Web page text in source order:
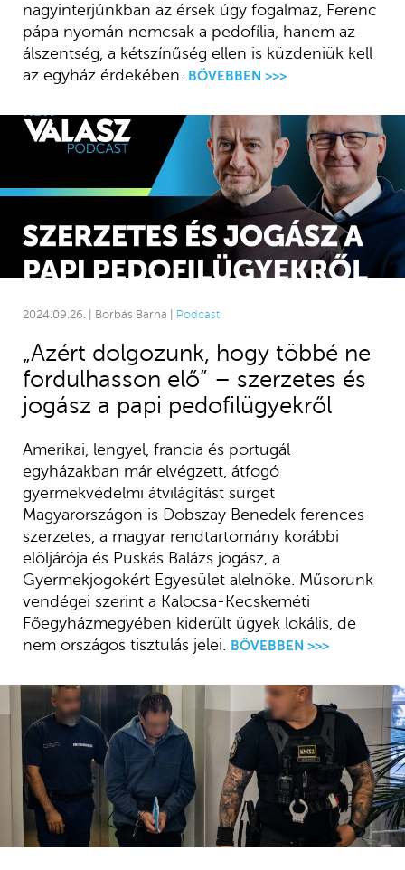
nagyinterjúnkban az érsek úgy fogalmaz, Ferenc
pápa nyomán nemcsak a pedofília, hanem az
álszentség, a kétszínűség ellen is küzdeniük kell
az egyház érdekében. BŐVEBBEN >>>
2024.09.26. | Borbás Barna | Podcast
„Azért dolgozunk, hogy többé ne
fordulhasson elő” – szerzetes és
jogász a papi pedofilügyekről
Amerikai, lengyel, francia és portugál
egyházakban már elvégzett, átfogó
gyermekvédelmi átvilágítást sürget
Magyarországon is Dobszay Benedek ferences
szerzetes, a magyar rendtartomány korábbi
elöljárója és Puskás Balázs jogász, a
Gyermekjogokért Egyesület alelnöke. Műsorunk
vendégei szerint a Kalocsa-Kecskeméti
Főegyházmegyében kiderült ügyek lokális, de
nem országos tisztulás jelei.
BŐVEBBEN >>>